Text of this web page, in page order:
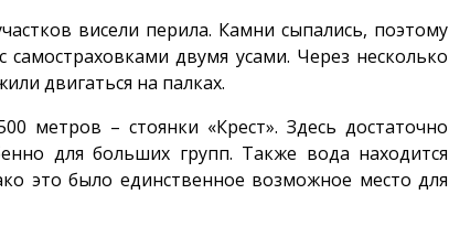
висели перила. Камни сыпались, поэтому
самостраховками двумя усами. Через несколько
двигаться на палках.
метров – стоянки «Крест». Здесь достаточно
для больших групп. Также вода находится
это было единственное возможное место для